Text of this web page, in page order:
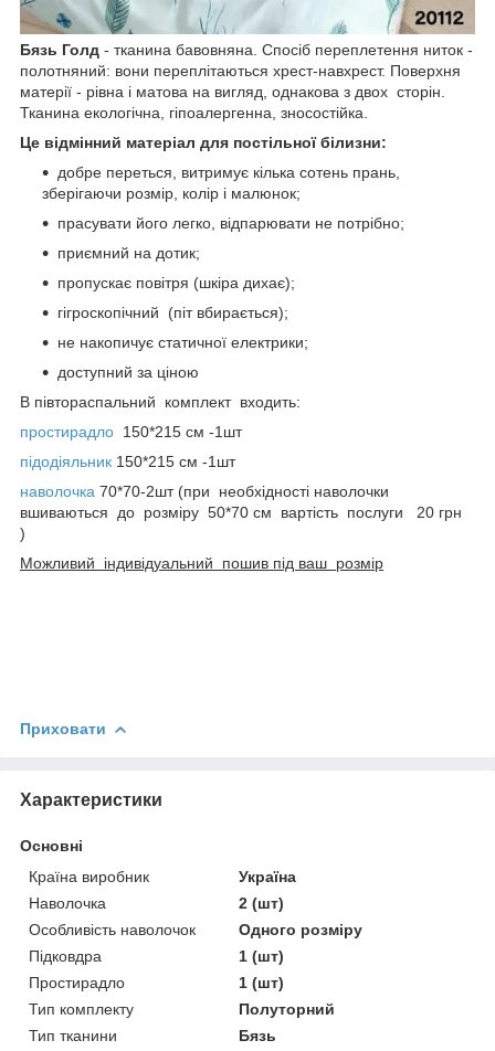
Бязь Голд - тканина бавовняна. Спосіб переплетення ниток -
полотняний: вони переплітаються хрест-навхрест. Поверхня
матерії - рівна і матова на вигляд, однакова з двох сторін.
Тканина екологічна, гіпоалергенна, зносостійка.
Це відмінний матеріал для постільної білизни:
добре переться, витримує кілька сотень прань,
зберігаючи розмір, колір і малюнок;
прасувати його легко, відпарювати не потрібно;
приємний на дотик;
пропускає повітря (шкіра дихає);
гігроскопічний (піт вбирається);
не накопичує статичної електрики;
доступний за ціною
В півтораспальний комплект входить:
простирадло 150*215 см -1шт
підодіяльник 150*215 см -1шт
наволочка 70*70-2шт (при необхідності наволочки
вшиваються до розміру 50*70 см вартість послуги 20 грн
)
Можливий індивідуальний пошив під ваш розмір
Приховати
Характеристики
Основні
Країна виробник
Україна
Наволочка
2 (шт)
Особливість наволочок
Одного розміру
Підковдра
1 (шт)
Простирадло
1 (шт)
Тип комплекту
Полуторний
Тип тканини
Бязь